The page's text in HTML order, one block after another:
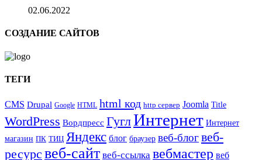
02.06.2022
СОЗДАНИЕ САЙТОВ
ТЕГИ
CMS Drupal Google HTML html код http сервер Joomla Title
WordPress Вордпресс ГуглИнтернет Интернет
магазин ПК ТИЦ Яндекс блог браузер веб-блогвеб-
ресурс веб-сайт веб-ссылка вебмастер веб